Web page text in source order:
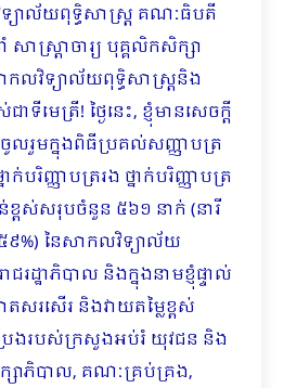
យាល័យពុទ្ធិសាស្ត្រ គណៈធិបតី
សាស្រ្តាចារ្យ បុគ្គលិកសិក្សា
លវិទ្យាល័យពុទ្ធិសាស្ត្រនិង
មេត្រី! ថ្ងៃនេះ, ខ្ញុំមានសេចក្តី
លរួមក្នុងពិធីប្រគល់សញ្ញាបត្រ
រិញ្ញាបត្ររង ថ្នាក់បរិញ្ញាបត្រ
ន់ខ្ពស់សរុបចំនួន ៥៦១ នាក់ (នារី
%) នៃសាកលវិទ្យាល័យ
ជរដ្ឋាភិបាល និងក្នុងនាមខ្ញុំផ្ទាល់
តសរសើរ និងវាយតម្លៃខ្ពស់
ែងរបស់ក្រសួងអប់រំ យុវជន និង
សាភិបាល, គណៈគ្រប់គ្រង,